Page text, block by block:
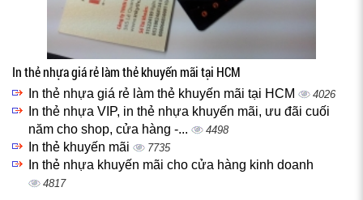
In thẻ nhựa giá rẻ làm thẻ khuyến mãi tại HCM
In thẻ nhựa giá rẻ làm thẻ khuyến mãi tại HCM 4026
In thẻ nhựa VIP, in thẻ nhựa khuyến mãi, ưu đãi cuối
năm cho shop, cửa hàng -...
4498
In thẻ khuyến mãi 7735
In thẻ nhựa khuyến mãi cho cửa hàng kinh doanh
4817